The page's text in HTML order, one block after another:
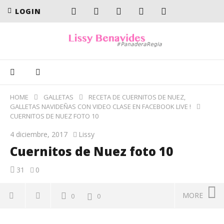
LOGIN
HOME GALLETAS
RECETA DE CUERNITOS DE NUEZ,
GALLETAS NAVIDEÑAS CON VIDEO CLASE EN FACEBOOK LIVE !
CUERNITOS DE NUEZ FOTO 10
4 diciembre, 2017 Lissy
Cuernitos de Nuez foto 10
31 0
0 0 MORE